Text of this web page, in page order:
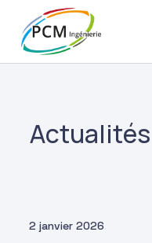
Actualités
2 janvier 2026